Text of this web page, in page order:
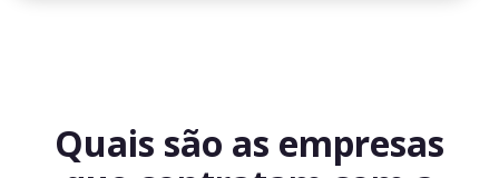
Quais são as empresas